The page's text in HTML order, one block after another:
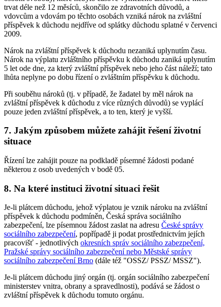
trvat déle než 12 měsíců, skončilo ze zdravotních důvodů, a
vdovcům a vdovám po těchto osobách vzniká nárok na zvláštní
příspěvek k důchodu nejdříve od splátky důchodu splatné v červenci
2009.
Nárok na zvláštní příspěvek k důchodu nezaniká uplynutím času.
Nárok na výplatu zvláštního příspěvku k důchodu zaniká uplynutím
5 let ode dne, za který zvláštní příspěvek nebo jeho část náleží; tato
lhůta neplyne po dobu řízení o zvláštním příspěvku k důchodu.
Při souběhu nároků (tj. v případě, že žadatel by měl nárok na
zvláštní příspěvek k důchodu z více různých důvodů) se vyplácí
pouze jeden zvláštní příspěvek, a to ten, který je vyšší.
7. Jakým způsobem můžete zahájit řešení životní
situace
Řízení lze zahájit pouze na podkladě písemné žádosti podané
některou z osob uvedených v bodě 05.
8. Na které instituci životní situaci řešit
Je-li plátcem důchodu, jehož výplatou je vznik nároku na zvláštní
příspěvek k důchodu podmíněn, Česká správa sociálního
zabezpečení, lze písemnou žádost zaslat na adresu České správy
sociálního zabezpečení, popřípadě ji podat prostřednictvím jejích
pracovišť - jednotlivých okresních správ sociálního zabezpečení,
Pražské správy sociálního zabezpečení nebo Městské správy
sociálního zabezpečení Brno (dále též "OSSZ/ PSSZ/ MSSZ").
Je-li plátcem důchodu jiný orgán (tj. orgán sociálního zabezpečení
ministerstev vnitra, obrany a spravedlnosti), podává se žádost o
zvláštní příspěvek k důchodu tomuto orgánu.